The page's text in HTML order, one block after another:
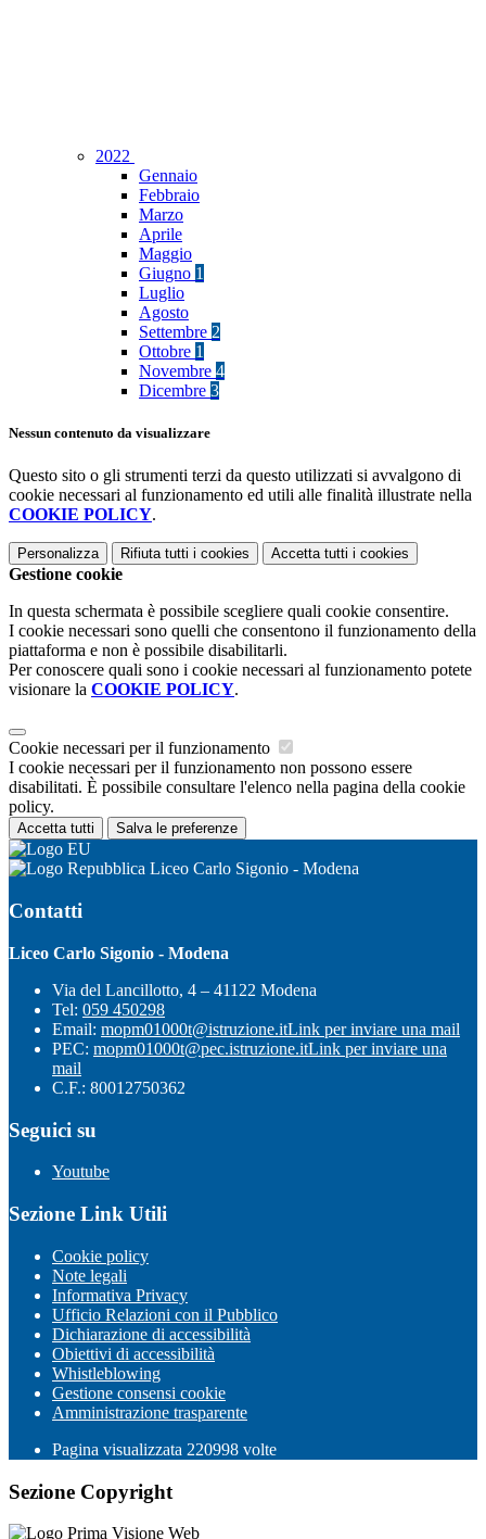
2022
Gennaio
Febbraio
Marzo
Aprile
Maggio
Giugno 1
Luglio
Agosto
Settembre 2
Ottobre 1
Novembre 4
Dicembre 3
Nessun contenuto da visualizzare
Questo sito o gli strumenti terzi da questo utilizzati si avvalgono di
cookie necessari al funzionamento ed utili alle finalità illustrate nella
COOKIE POLICY.
Personalizza Rifiuta tutti i cookies Accetta tutti i cookies
Gestione cookie
In questa schermata è possibile scegliere quali cookie consentire.
I cookie necessari sono quelli che consentono il funzionamento della
piattaforma e non è possibile disabilitarli.
Per conoscere quali sono i cookie necessari al funzionamento potete
visionare la COOKIE POLICY.
Cookie necessari per il funzionamento
I cookie necessari per il funzionamento non possono essere
disabilitati. È possibile consultare l'elenco nella pagina della cookie
policy.
Accetta tutti Salva le preferenze
Liceo Carlo Sigonio - Modena
Contatti
Liceo Carlo Sigonio - Modena
Via del Lancillotto, 4 – 41122 Modena
Tel: 059 450298
Email: mopm01000t@istruzione.itLink per inviare una mail
PEC: mopm01000t@pec.istruzione.itLink per inviare una
mail
C.F.: 80012750362
Seguici su
Youtube
Sezione Link Utili
Cookie policy
Note legali
Informativa Privacy
Ufficio Relazioni con il Pubblico
Dichiarazione di accessibilità
Obiettivi di accessibilità
Whistleblowing
Gestione consensi cookie
Amministrazione trasparente
Pagina visualizzata 220998 volte
Sezione Copyright